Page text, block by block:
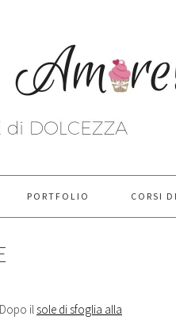
PORTFOLIO CORSI
il sole di sfoglia alla